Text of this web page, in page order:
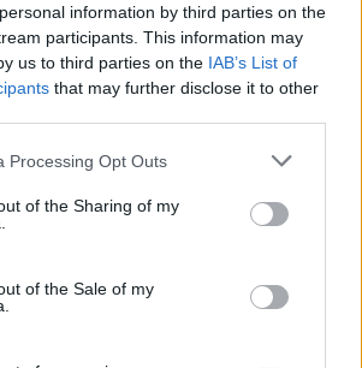
information by third parties on the
participants. This information may
us to third parties on the IAB’s List of
that may further disclose it to other
Processing Opt Outs
of the Sharing of my
of the Sale of my
maglia nera in